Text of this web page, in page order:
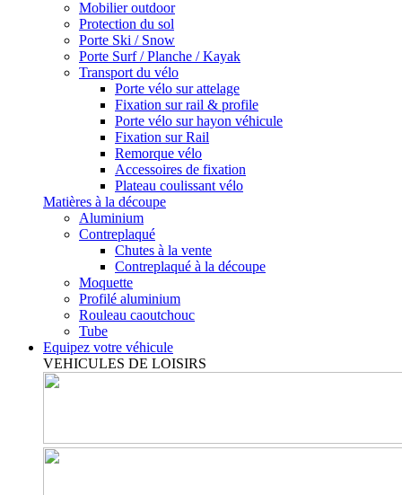
Mobilier outdoor
Protection du sol
Porte Ski / Snow
Porte Surf / Planche / Kayak
Transport du vélo
Porte vélo sur attelage
Fixation sur rail & profile
Porte vélo sur hayon véhicule
Fixation sur Rail
Remorque vélo
Accessoires de fixation
Plateau coulissant vélo
Matières à la découpe
Aluminium
Contreplaqué
Chutes à la vente
Contreplaqué à la découpe
Moquette
Profilé aluminium
Rouleau caoutchouc
Tube
Equipez votre véhicule
VEHICULES DE LOISIRS